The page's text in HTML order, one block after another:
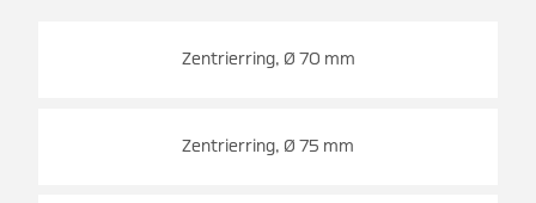
Zentrierring, Ø 70 mm
Zentrierring, Ø 75 mm